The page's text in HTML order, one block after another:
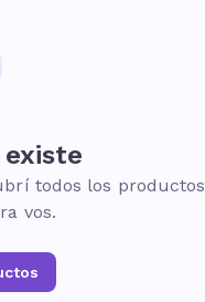
existe
todos los productos
vos.